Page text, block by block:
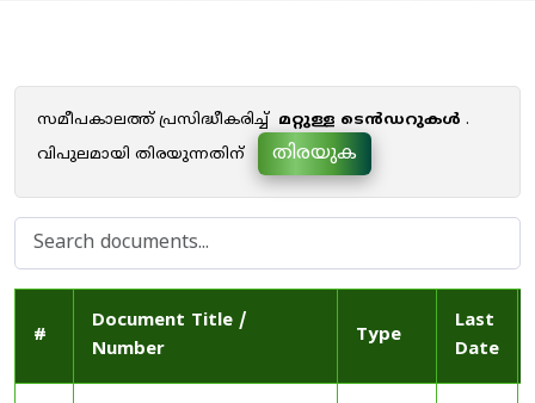
സമീപകാലത്ത് പ്രസിദ്ധീകരിച്ച് മറ്റുള്ള ടെൻഡറുകൾ .
വിപുലമായി തിരയുന്നതിന്
തിരയുക
#
Document Title /
Number
Type
Last
Date